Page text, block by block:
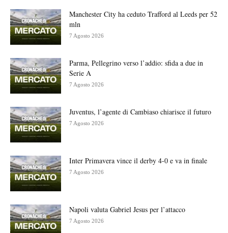
Manchester City ha ceduto Trafford al Leeds per 52
mln
7 Agosto 2026
Parma, Pellegrino verso l’addio: sfida a due in
Serie A
7 Agosto 2026
Juventus, l’agente di Cambiaso chiarisce il futuro
7 Agosto 2026
Inter Primavera vince il derby 4-0 e va in finale
7 Agosto 2026
Napoli valuta Gabriel Jesus per l’attacco
7 Agosto 2026